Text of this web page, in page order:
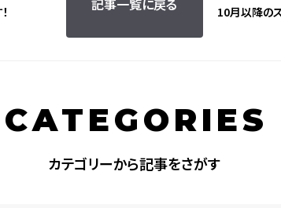
10月以降の
CATEGORIES
カテゴリーから記事をさがす